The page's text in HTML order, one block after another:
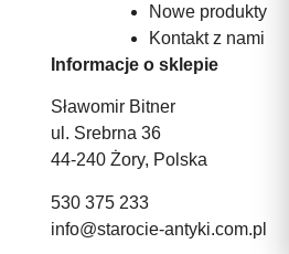
Nowe produkty
Kontakt z nami
Informacje o sklepie
Sławomir Bitner
ul. Srebrna 36
44-240 Żory, Polska
530 375 233
info@starocie-antyki.com.pl